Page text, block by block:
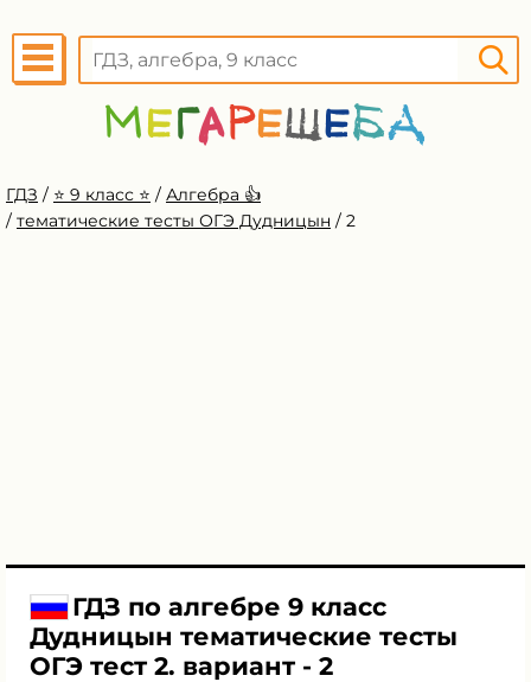
ГДЗ / ⭐️ 9 класс ⭐️ / Алгебра 👍
/ тематические тесты ОГЭ Дудницын / 2
ГДЗ по алгебре 9 класс
Дудницын тематические тесты
ОГЭ тест 2. вариант - 2